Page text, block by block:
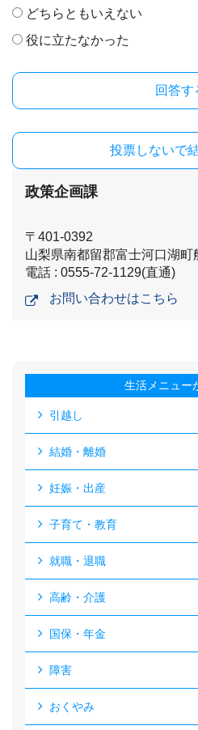
どちらともいえない
役に立たなかった
投票しないで
政策企画課
〒401-0392
山梨県南都留郡富士河口湖町
電話 : 0555-72-1129(直通)
お問い合わせはこちら
生活メニュー
引越し
結婚・離婚
妊娠・出産
子育て・教育
就職・退職
高齢・介護
国保・年金
障害
おくやみ